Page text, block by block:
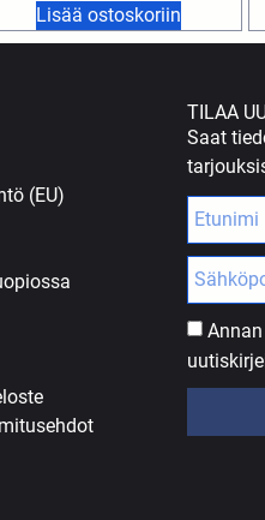
Lisää ostoskoriin
(EU)
TILAA
Saat